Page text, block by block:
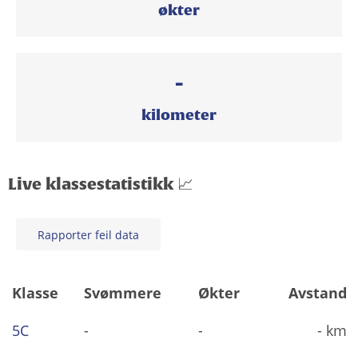
økter
-
kilometer
Live klassestatistikk 📈
Rapporter feil data
Klasse Svømmere Økter
Avstand
5C
- - - km